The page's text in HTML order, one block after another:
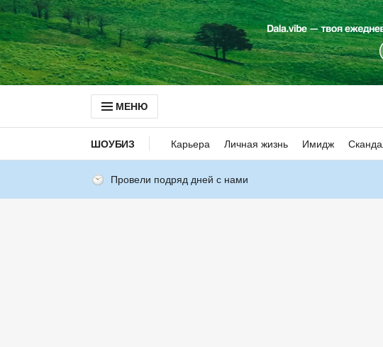
МЕНЮ
ШОУБИЗ Карьера Личная жизнь Имидж
Провели подряд дней с нами